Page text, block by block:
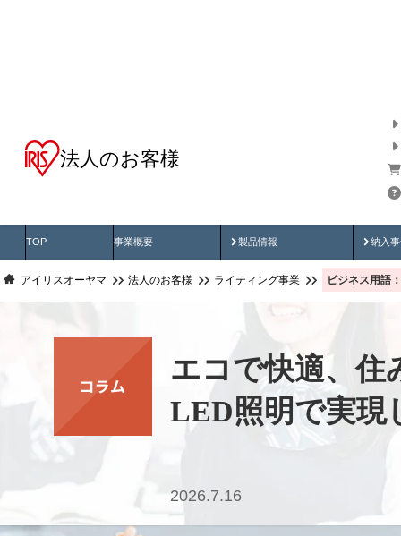
法人のお客様
TOP 事業概要 製品情報
製品動画 納入
納
アイリスオーヤマ 法人のお客様 ライティング事業 ビジネス用語
エコで快適、住
LED照明で実現
2026.7.16